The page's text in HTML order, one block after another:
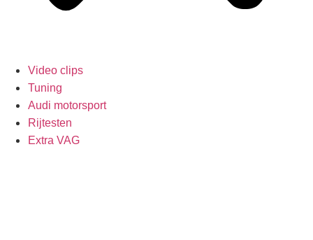
Video clips
Tuning
Audi motorsport
Rijtesten
Extra VAG